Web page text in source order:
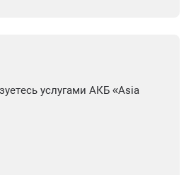
услугами АКБ «Asia